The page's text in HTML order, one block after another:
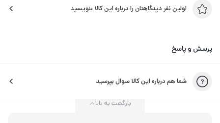
اولین نفر دیدگاهتان را درباره این کالا بنویسید
پرسش و پاسخ
شما هم درباره این کالا سوال بپرسید
بازگشت به بالا